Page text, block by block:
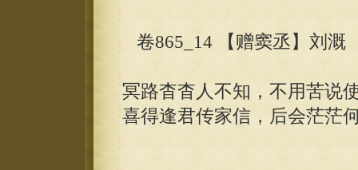
卷865_14 【赠窦丞】刘溉
冥路杳杳人不知，不用苦说
喜得逢君传家信，后会茫茫